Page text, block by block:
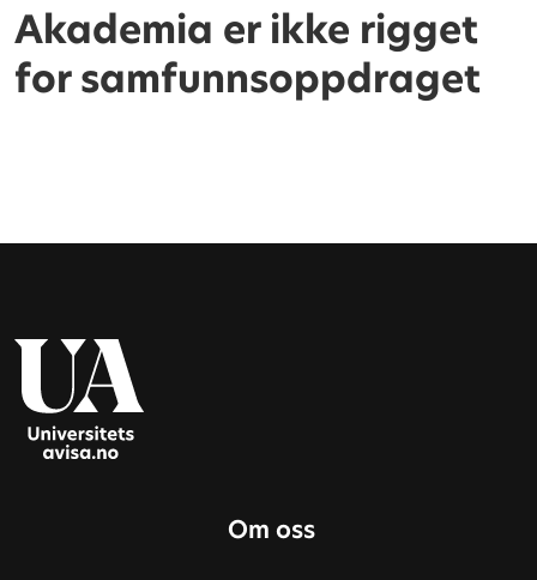
Akademia er ikke rigget
for samfunnsoppdraget
Om oss